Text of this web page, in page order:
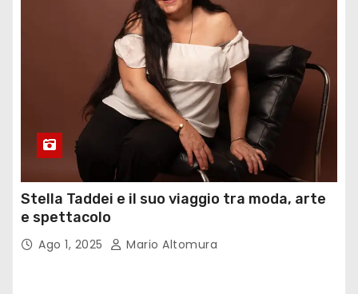
Stella Taddei e il suo viaggio tra moda, arte
e spettacolo
Ago 1, 2025 Mario Altomura